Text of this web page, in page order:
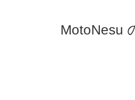
MotoNesu